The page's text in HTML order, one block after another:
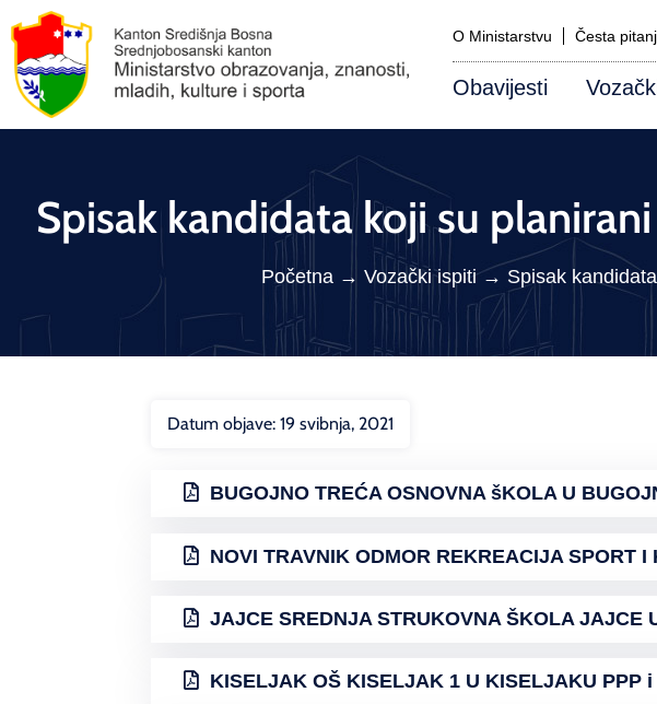
O Ministarstvu Česta
Obavijesti
Spisak kandidata koji su
Početna→ Vozački ispiti→ Spisak
Datum objave: 19 svibnja, 2021
BUGOJNO TREĆA OSNOVNA šKOLA U
NOVI TRAVNIK ODMOR REKREACIJA SPORT
JAJCE SREDNJA STRUKOVNA ŠKOLA
KISELJAK OŠ KISELJAK 1 U KISELJAKU PPP